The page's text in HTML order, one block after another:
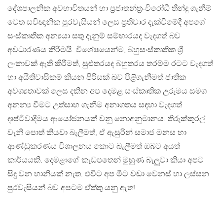
දේශපාලනික අවභාවිතයන් හා ප්‍රජාතන්ත්‍ර-විරෝධී තීන්දු ගැනීම්
වෙත සවිඥානික පුරවැසියන් ලෙස ප්‍රතිචාර දැක්වීමේදී අපගේ
සංස්කෘතික අන්‍යයා සතු දැනුම් සම්භාරයද වැදගත් බව
අවධාරණය කිරීමයි. විශේෂයෙන්ම, බහුසංස්කෘතික ශ්‍රී
ලංකාවක් ඇති කිරීමත්, සුළුතරයද බහුතරය තරම්ම රටට වැදගත්
හා අයිතිවාසිකම් කියන පිරිසක් බව පිළිගැනීමත් ජාතික
අවශ්‍යතාවක් ලෙස දකින අප දෙමළ සංස්කෘතික උරුමය සමග
අනන්‍ය වීමට උත්සාහ ගැනීම අනාගතය සඳහා වැදගත්
දෘෂ්ටිවාදීමය ආයෝජනයක් වනු නොඅනුමානය. තිරුක්කුරල්
වැනි පොත් කියවා බැලීමත්, ඒ ඇසුරින් සමාජ මනස හා
ආණ්ඩුකරණය විශාලනය කොට බැලීමත් ඔබට අයත්
කාර්යයකි. දෙමළාගේ කැඩපතෙන් මුහුණ බැලුවා කියා අපට
සිදු වන හානියක් නැත. එවිට අප මීට වඩා වෙනස් හා ලස්සන
පුරවැසියන් බව අපටම ඒත්තු යනු ඇත!